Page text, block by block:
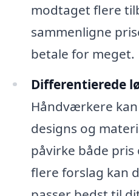
modtaget flere
sammenligne
betale for meget.
Differentierede
Håndværkere
designs og
påvirke både pris
flere forslag kan